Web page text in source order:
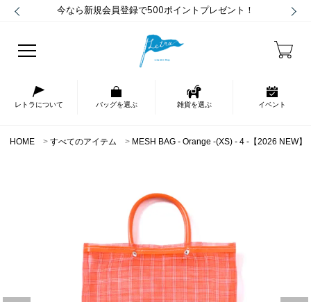
今なら新規会員登録で500ポイントプレゼント！
レトラについて バッグを選ぶ 雑貨を選ぶ イベント
HOME すべてのアイテム MESH BAG - Orange -(XS) - 4 -【2026 NEW】